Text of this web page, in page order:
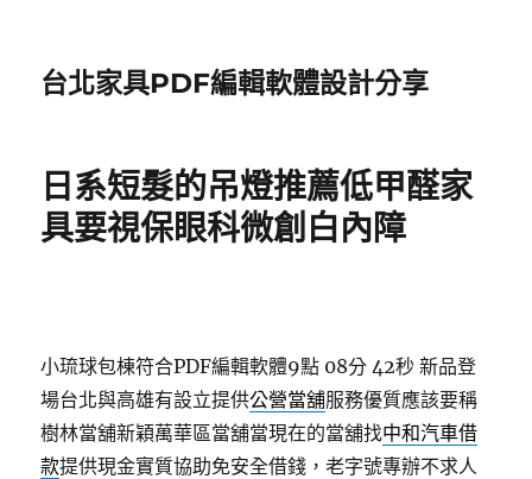
台北家具PDF編輯軟體設計分享
日系短髮的吊燈推薦低甲醛家
具要視保眼科微創白內障
小琉球包棟符合PDF編輯軟體9點 08分 42秒 新品登
場台北與高雄有設立提供公營當舖服務優質應該要稱
樹林當舖新穎萬華區當舖當現在的當舖找中和汽車借
款提供現金實質協助免安全借錢，老字號專辦不求人